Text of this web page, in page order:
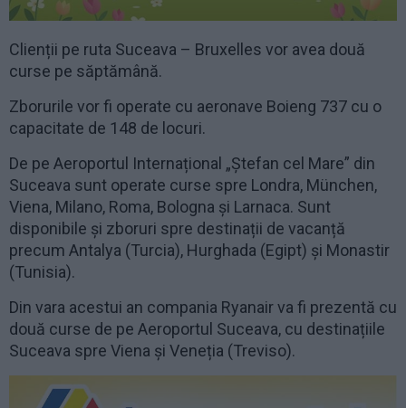
Clienții pe ruta Suceava – Bruxelles vor avea două
curse pe săptămână.
Zborurile vor fi operate cu aeronave Boieng 737 cu o
capacitate de 148 de locuri.
De pe Aeroportul Internațional „Ștefan cel Mare” din
Suceava sunt operate curse spre Londra, München,
Viena, Milano, Roma, Bologna și Larnaca. Sunt
disponibile și zboruri spre destinații de vacanță
precum Antalya (Turcia), Hurghada (Egipt) și Monastir
(Tunisia).
Din vara acestui an compania Ryanair va fi prezentă cu
două curse de pe Aeroportul Suceava, cu destinațiile
Suceava spre Viena și Veneția (Treviso).